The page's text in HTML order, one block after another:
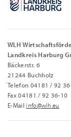
WLH
Landkreis Harburg
Bäckerstr. 6
21244 Buchholz
Telefon 04181 / 92
Fax 04181 / 92 36-10
E-Mail info@wlh.eu